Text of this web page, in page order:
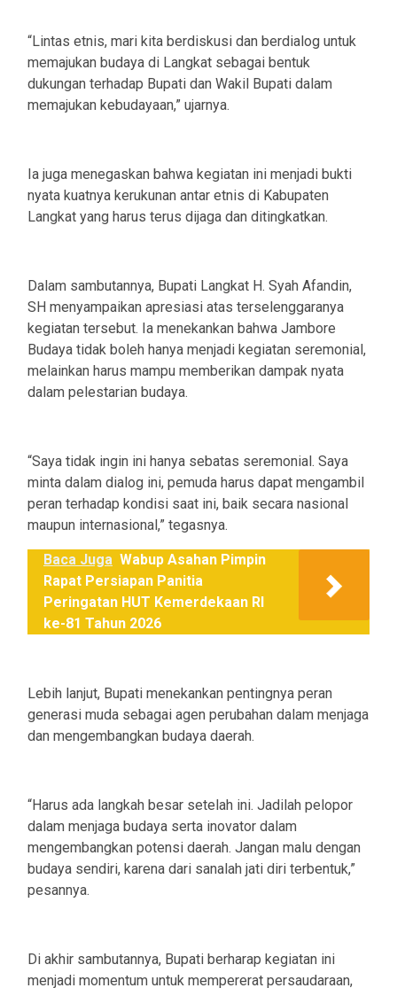
“Lintas etnis, mari kita berdiskusi dan berdialog untuk
memajukan budaya di Langkat sebagai bentuk
dukungan terhadap Bupati dan Wakil Bupati dalam
memajukan kebudayaan,” ujarnya.
Ia juga menegaskan bahwa kegiatan ini menjadi bukti
nyata kuatnya kerukunan antar etnis di Kabupaten
Langkat yang harus terus dijaga dan ditingkatkan.
Dalam sambutannya, Bupati Langkat H. Syah Afandin,
SH menyampaikan apresiasi atas terselenggaranya
kegiatan tersebut. Ia menekankan bahwa Jambore
Budaya tidak boleh hanya menjadi kegiatan seremonial,
melainkan harus mampu memberikan dampak nyata
dalam pelestarian budaya.
“Saya tidak ingin ini hanya sebatas seremonial. Saya
minta dalam dialog ini, pemuda harus dapat mengambil
peran terhadap kondisi saat ini, baik secara nasional
maupun internasional,” tegasnya.
Baca Juga Wabup Asahan Pimpin
Rapat Persiapan Panitia
Peringatan HUT Kemerdekaan RI
ke-81 Tahun 2026
Lebih lanjut, Bupati menekankan pentingnya peran
generasi muda sebagai agen perubahan dalam menjaga
dan mengembangkan budaya daerah.
“Harus ada langkah besar setelah ini. Jadilah pelopor
dalam menjaga budaya serta inovator dalam
mengembangkan potensi daerah. Jangan malu dengan
budaya sendiri, karena dari sanalah jati diri terbentuk,”
pesannya.
Di akhir sambutannya, Bupati berharap kegiatan ini
menjadi momentum untuk mempererat persaudaraan,